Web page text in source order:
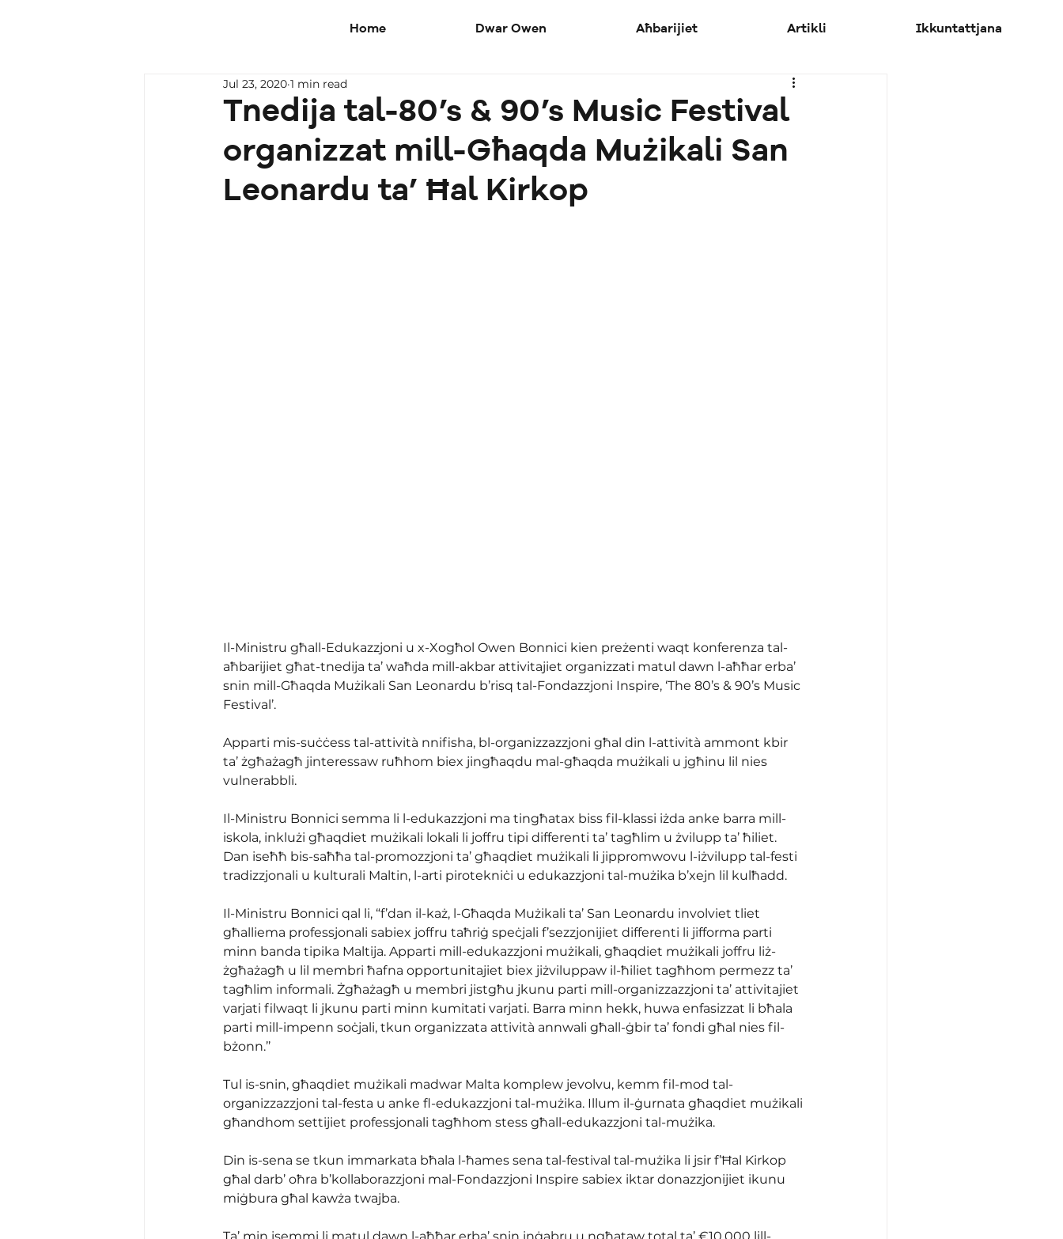
Home Dwar Owen Aħbarijiet Artikli Ikkuntattjana
Tnedija tal-80’s & 90’s Music Festival
organizzat mill-Għaqda Mużikali San
Leonardu ta’ Ħal Kirkop
Jul 23, 2020 1 min read
Il-Ministru għall-Edukazzjoni u x-Xogħol Owen Bonnici kien preżenti waqt konferenza tal-
aħbarijiet għat-tnedija ta’ waħda mill-akbar attivitajiet organizzati matul dawn l-aħħar erba’
snin mill-Għaqda Mużikali San Leonardu b’risq tal-Fondazzjoni Inspire, ‘The 80’s & 90’s Music
Festival’.
Apparti mis-suċċess tal-attività nnifisha, bl-organizzazzjoni għal din l-attività ammont kbir
ta’ żgħażagħ jinteressaw ruħhom biex jingħaqdu mal-għaqda mużikali u jgħinu lil nies
vulnerabbli.
Il-Ministru Bonnici semma li l-edukazzjoni ma tingħatax biss fil-klassi iżda anke barra mill-
iskola, inklużi għaqdiet mużikali lokali li joffru tipi differenti ta’ tagħlim u żvilupp ta’ ħiliet.
Dan iseħħ bis-saħħa tal-promozzjoni ta’ għaqdiet mużikali li jippromwovu l-iżvilupp tal-festi
tradizzjonali u kulturali Maltin, l-arti pirotekniċi u edukazzjoni tal-mużika b’xejn lil kulħadd.
Il-Ministru Bonnici qal li, “f’dan il-każ, l-Għaqda Mużikali ta’ San Leonardu involviet tliet
għalliema professjonali sabiex joffru taħriġ speċjali f’sezzjonijiet differenti li jifforma parti
minn banda tipika Maltija. Apparti mill-edukazzjoni mużikali, għaqdiet mużikali joffru liż-
żgħażagħ u lil membri ħafna opportunitajiet biex jiżviluppaw il-ħiliet tagħhom permezz ta’
tagħlim informali. Żgħażagħ u membri jistgħu jkunu parti mill-organizzazzjoni ta’ attivitajiet
varjati filwaqt li jkunu parti minn kumitati varjati. Barra minn hekk, huwa enfasizzat li bħala
parti mill-impenn soċjali, tkun organizzata attività annwali għall-ġbir ta’ fondi għal nies fil-
bżonn.’’
Tul is-snin, għaqdiet mużikali madwar Malta komplew jevolvu, kemm fil-mod tal-
organizzazzjoni tal-festa u anke fl-edukazzjoni tal-mużika. Illum il-ġurnata għaqdiet mużikali
għandhom settijiet professjonali tagħhom stess għall-edukazzjoni tal-mużika.
Din is-sena se tkun immarkata bħala l-ħames sena tal-festival tal-mużika li jsir f’Ħal Kirkop
għal darb’ oħra b’kollaborazzjoni mal-Fondazzjoni Inspire sabiex iktar donazzjonijiet ikunu
miġbura għal kawża twajba.